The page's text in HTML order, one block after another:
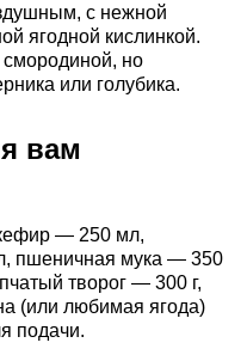
с нежной
ягодной кислинкой.
смородиной, но
или голубика.
вам
— 250 мл,
пшеничная мука — 350
творог — 300 г,
(или любимая ягода)
подачи.